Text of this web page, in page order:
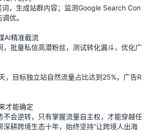
，生成站群内容；监测Google Search Con
优。
AI精准截流
，批量私信高潜粉丝，测试转化漏斗，优化广
，目标独立站自然流量占比达到25%，广告R
才能确定
不会逆转，只有掌握流量自主权，才能穿越任
深耕跨境生态十年，始终坚持“让跨境人出海